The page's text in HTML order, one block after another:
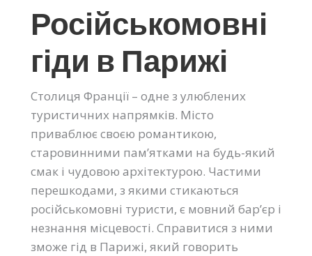
Російськомовні
гіди в Парижі
Столиця Франції – одне з улюблених
туристичних напрямків. Місто
приваблює своєю романтикою,
старовинними пам’ятками на будь-який
смак і чудовою архітектурою. Частими
перешкодами, з якими стикаються
російськомовні туристи, є мовний бар’єр і
незнання місцевості. Справитися з ними
зможе гід в Парижі, який говорить